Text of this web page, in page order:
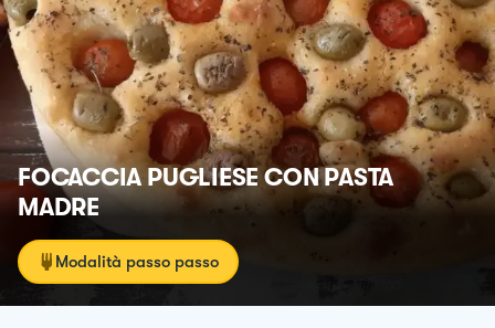
FOCACCIA PUGLIESE CON PASTA
MADRE
Modalità passo passo